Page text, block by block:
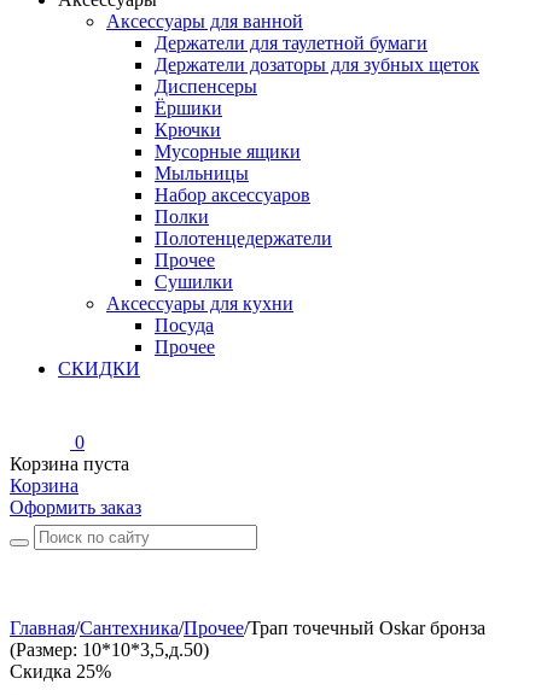
Аксессуары для ванной
Держатели для таулетной бумаги
Держатели дозаторы для зубных щеток
Диспенсеры
Ёршики
Крючки
Мусорные ящики
Мыльницы
Набор аксессуаров
Полки
Полотенцедержатели
Прочее
Сушилки
Аксессуары для кухни
Посуда
Прочее
СКИДКИ
0
Корзина пуста
Корзина
Оформить заказ
Главная/Сантехника/Прочее/Трап точечный Oskar бронза
(Размер: 10*10*3,5,д.50)
Скидка 25%